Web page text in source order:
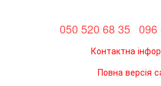
050 520 68 35 096
Контактна
Повна версія